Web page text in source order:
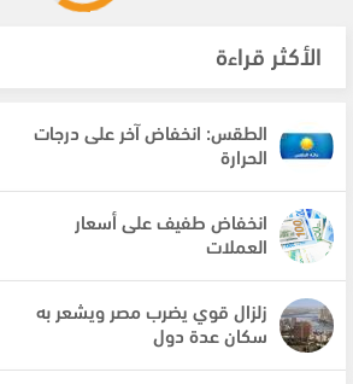
الأكثر قراءة
الطقس: انخفاض آخر على درجات
الحرارة
انخفاض طفيف على أسعار
العملات
زلزال قوي يضرب مصر ويشعر به
سكان عدة دول